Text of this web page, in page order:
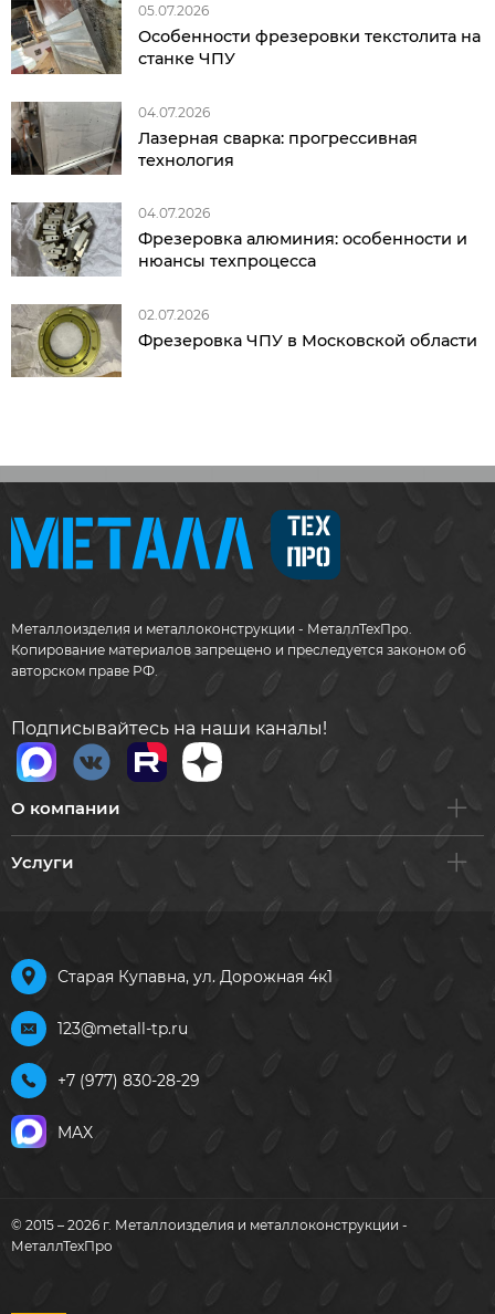
05.07.2026
Особенности фрезеровки текстолита на
станке ЧПУ
04.07.2026
Лазерная сварка: прогрессивная
технология
04.07.2026
Фрезеровка алюминия: особенности и
нюансы техпроцесса
02.07.2026
Фрезеровка ЧПУ в Московской области
Металлоизделия и металлоконструкции - МеталлТехПро.
Копирование материалов запрещено и преследуется законом об
авторском праве РФ.
Подписывайтесь на наши каналы!
О компании
Услуги
Старая Купавна, ул. Дорожная 4к1
123@metall-tp.ru
+7 (977) 830-28-29
MAX
© 2015 – 2026 г. Металлоизделия и металлоконструкции -
МеталлТехПро